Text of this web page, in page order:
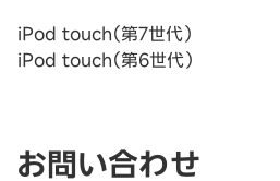
iPod touch（第7世代）
iPod touch（第6世代）
お問い合わせ